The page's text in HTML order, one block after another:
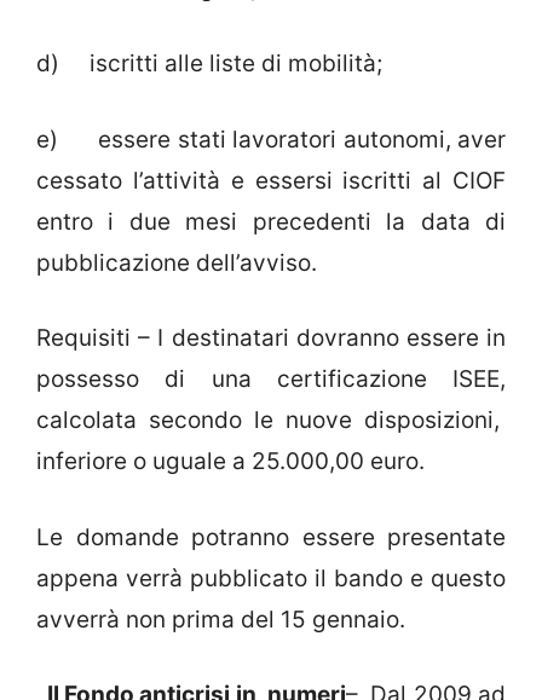
d) iscritti alle liste di mobilità;
e) essere stati lavoratori autonomi, aver
cessato l’attività e essersi iscritti al CIOF
entro i due mesi precedenti la data di
pubblicazione dell’avviso.
Requisiti – I destinatari dovranno essere in
possesso di una certificazione ISEE,
calcolata secondo le nuove disposizioni,
inferiore o uguale a 25.000,00 euro.
Le domande potranno essere presentate
appena verrà pubblicato il bando e questo
avverrà non prima del 15 gennaio.